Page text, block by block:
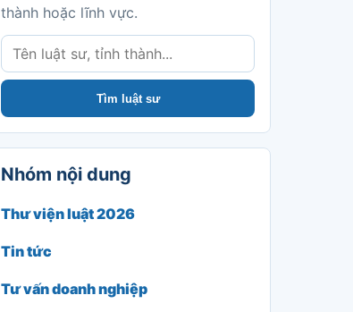
thành hoặc lĩnh vực.
Tìm luật sư
Nhóm nội dung
Thư viện luật 2026
Tin tức
Tư vấn doanh nghiệp